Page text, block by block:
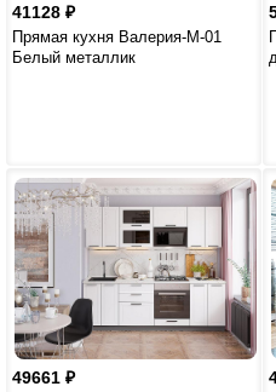
41128
Прямая кухня Валерия-М-01
Белый металлик
49661